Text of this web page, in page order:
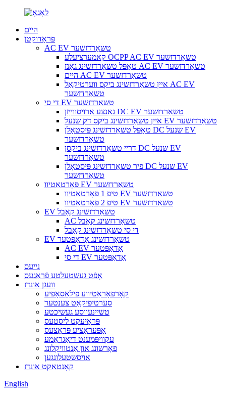
היים
פּראָדוקטן
AC EV טשאַרדזשער
קאמערציעלע OCPP AC EV טשאַרדזשער
טאָפּל טשאַרדזשינג גאַנז AC EV טשאַרדזשער
היים AC EV טשאַרדזשער
איין טשאַרדזשינג ביקס ווערטיקאַל AC EV
טשאַרדזשער
די סי EV טשאַרדזשער
גאַנצע אַרויסווייַזן DC EV טשאַרדזשער
איין טשאַרדזשינג ביקס דק שנעל EV טשאַרדזשער
טאָפּל טשאַרדזשינג פּיסטאָלן DC שנעל EV
טשאַרדזשער
דריי טשאַרדזשינג ביקסן DC שנעל EV
טשאַרדזשער
פיר טשאַרדזשינג פּיסטאָלן DC שנעל EV
טשאַרדזשער
פּאָרטאַטיוו EV טשאַרדזשער
טיפ 1 פּאָרטאַטיוו EV טשאַרדזשער
טיפ 2 פּאָרטאַטיוו EV טשאַרדזשער
EV טשאַרדזשינג קאַבל
AC טשאַרדזשינג קאַבל
די סי טשאַרדזשינג קאַבל
EV טשאַרדזשינג אַדאַפּטער
AC EV אַדאַפּטער
די סי EV אַדאַפּטער
נייעס
אָפֿט געשטעלטע פֿראַגעס
וועגן אונדז
קאָרפּאָראַטיווע פֿילאָסאָפֿיע
סערטיפיקאַט צענטער
טשיינעווסע געשיכטע
פּראָיעקט ליסטעס
אָפּעראַציע פּראָצעס
עקוויפּמענט דיאַגראַמע
פאָרשונג און אַנטוויקלונג
אויסשטעלונגען
קאָנטאַקט אונדז
English